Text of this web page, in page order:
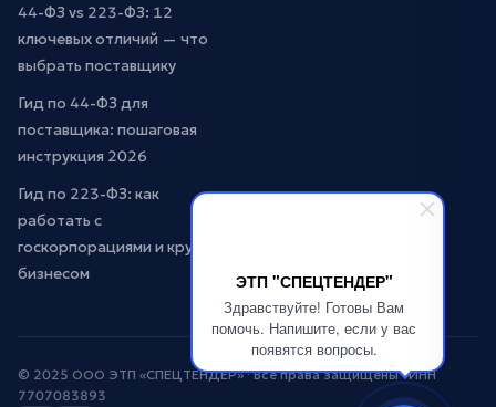
ЭТП "СПЕЦТЕНДЕР"
Здравствуйте! Готовы Вам
помочь. Напишите, если у вас
появятся вопросы.
44-ФЗ vs 223-ФЗ: 12
ключевых отличий — что
выбрать поставщику
Гид по 44-ФЗ для
поставщика: пошаговая
инструкция 2026
Гид по 223-ФЗ: как
работать с
госкорпорациями и крупным
бизнесом
© 2025 ООО ЭТП «СПЕЦТЕНДЕР» · Все права защищены · ИНН
7707083893